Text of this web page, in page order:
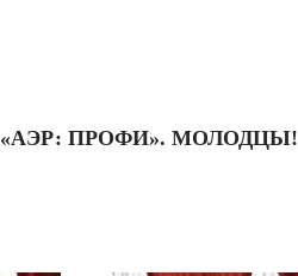
«АЭР: ПРОФИ». МОЛОДЦЫ!